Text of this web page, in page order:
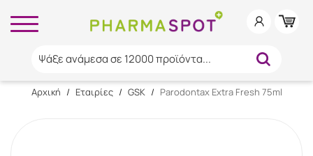
Ψάξε ανάμεσα σε 12000 προϊόντα...
Αρχική / Εταιρίες / GSK / Parodontax Extra Fresh 75ml